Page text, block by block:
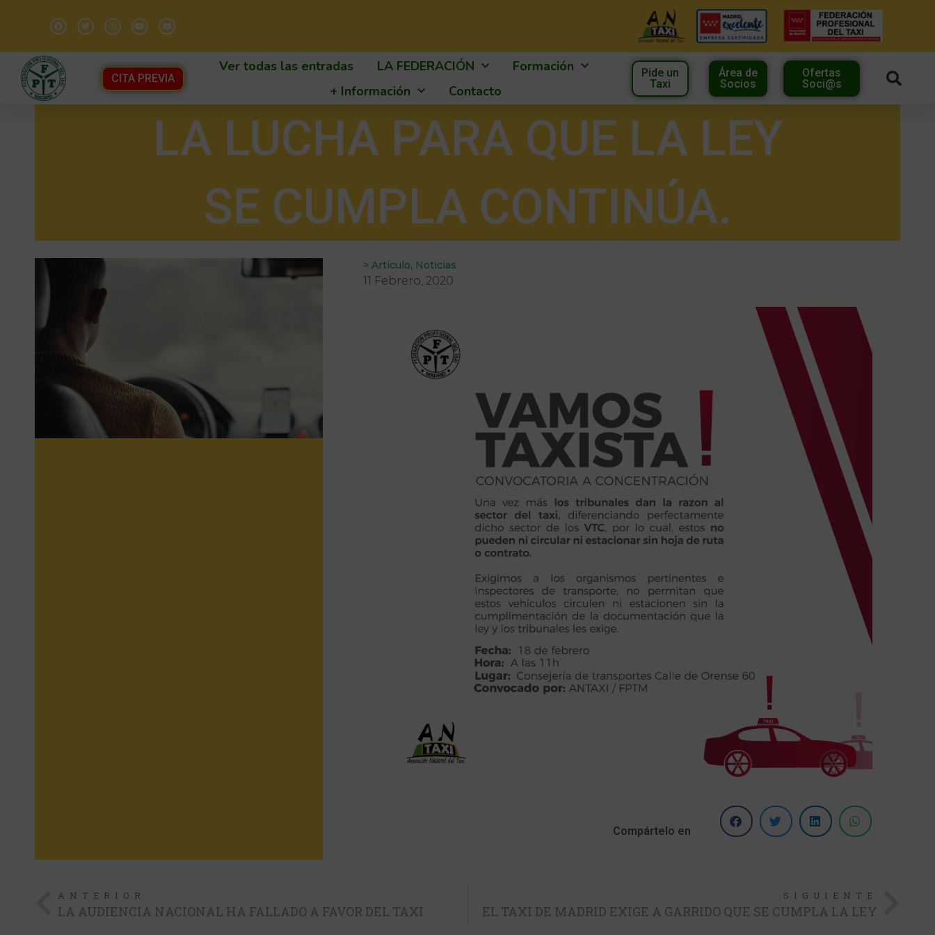
CITA PREVIA
Ver todas las entradas LA FEDERACIÓN
Formación
+ Información
Contacto
Pide un
Taxi
Área de
Socios
Ofertas
Soci@s
LA LUCHA PARA QUE LA LEY
SE CUMPLA CONTINÚA.
>Artículo, Noticias
11 Febrero, 2020
Compártelo en
ANTERIOR
LA AUDIENCIA NACIONAL HA FALLADO A FAVOR DEL TAXI
SIGUIENTE
EL TAXI DE MADRID EXIGE A GARRIDO QUE SE CUMPLA LA LEY